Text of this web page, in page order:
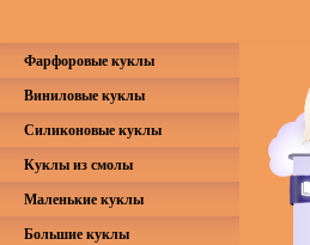
Фарфоровые куклы
Виниловые куклы
Силиконовые куклы
Куклы из смолы
Маленькие куклы
Большие куклы